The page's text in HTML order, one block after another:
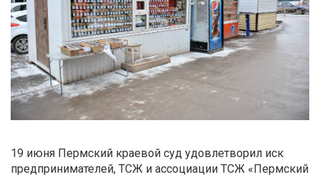
19 июня Пермский краевой суд удовлетворил иск
предпринимателей, ТСЖ и ассоциации ТСЖ «Пермский